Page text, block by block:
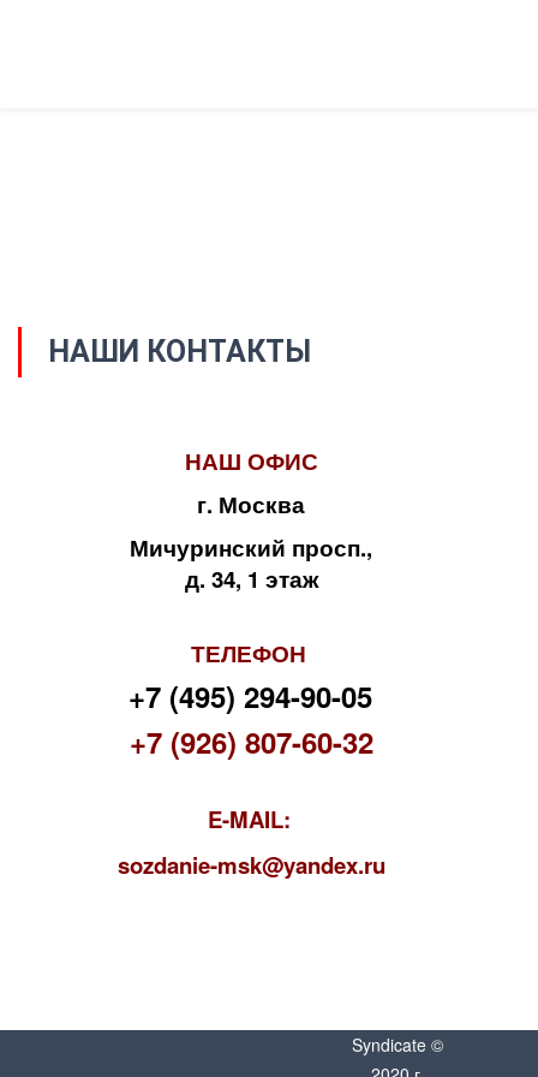
НАШИ КОНТАКТЫ
НАШ ОФИС
г. Москва
Мичуринский просп.,
д. 34, 1 этаж
ТЕЛЕФОН
+7 (495) 294-90-05
+7 (926) 807-60-32
E-MAIL:
sozdanie-msk@yandex.ru
Syndicate ©